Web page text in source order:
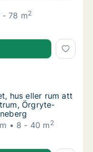
- 78 m2
eller hus att hyra
hus att hyra i
hus eller rum att
hus eller rum att
hus eller rum att
Örgryte-
8 - 40 m2
hus eller rum att